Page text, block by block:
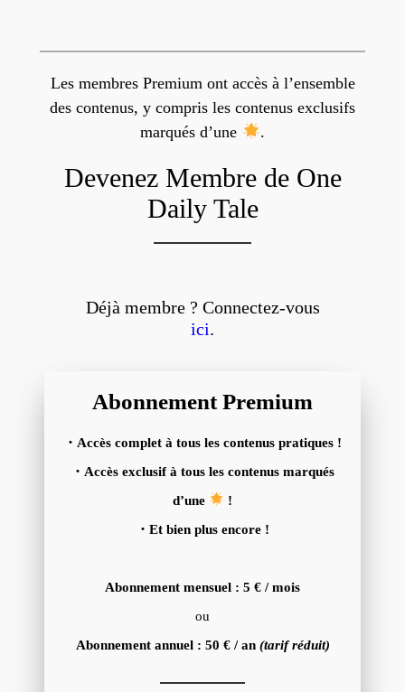
Les membres Premium ont accès à l’ensemble
des contenus, y compris les contenus exclusifs
marqués d’une
.
Devenez Membre de One
Daily Tale
Déjà membre ? Connectez-vous
ici.
Abonnement Premium
・Accès complet à tous les contenus pratiques !
・Accès exclusif à tous les contenus marqués
d’une
!
・Et bien plus encore !
Abonnement mensuel : 5 € / mois
ou
Abonnement annuel : 50 € / an (tarif réduit)